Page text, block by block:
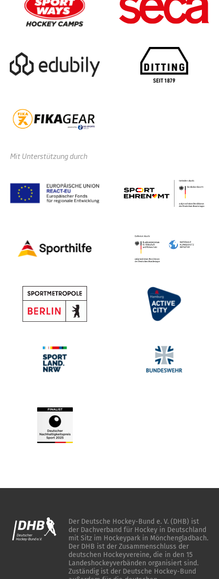
Mit Unterstützung durch
Der Deutsche Hockey-Bund e. V. (DHB) ist
der Dachverband für Hockey in Deutschland
mit Sitz im Hockeypark in Mönchengladbach.
Der DHB ist der Zusammenschluss der
deutschen Hockeyvereine, die in den 15
Landeshockeyverbänden organisiert sind.
Zuständig ist der Deutsche Hockey-Bund